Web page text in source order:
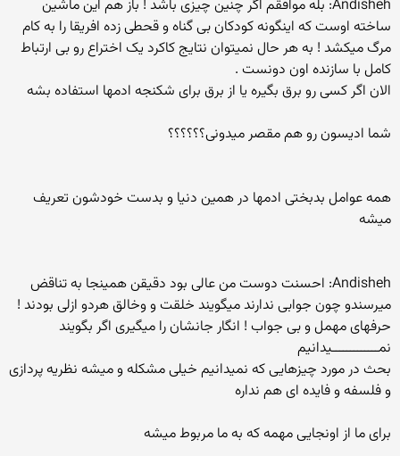
Andisheh: بله موافقم اگر چنین چیزی باشد ! باز هم این ماشین
ساخته اوست که اینگونه کودکان بی گناه و قحطی زده افریقا را به کام
مرگ میکشد ! به هر حال نمیتوان نتایج کاکرد یک اختراع رو بی ارتباط
کامل با سازنده اون دونست .
الان اگر کسی رو برق بگیره یا از برق برای شکنجه ادمها استفاده بشه
شما ادیسون رو هم مقصر میدونی؟؟؟؟؟؟
همه عوامل بدبختی ادمها در همین دنیا و بدست خودشون تعریف
میشه
Andisheh: احسنت دوست من عالی بود دقیقن همینجا به تناقض
میرسندو چون جوابی ندارند میگویند خلقت و وخالق هردو ازلی بودند !
حرفهای مهمل و بی جواب ! انگار جانشان را میگیری اگر بگویند
نمـــــــــــــیدانیم
بحث در مورد چیزهایی که نمیدانیم خیلی مشکله و میشه نظریه پردازی
و فلسفه و فایده ای هم نداره
برای ما از اونجایی مهمه که به ما مربوط میشه